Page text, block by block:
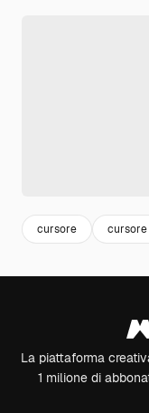
cursore
La piattaforma
1 milione di